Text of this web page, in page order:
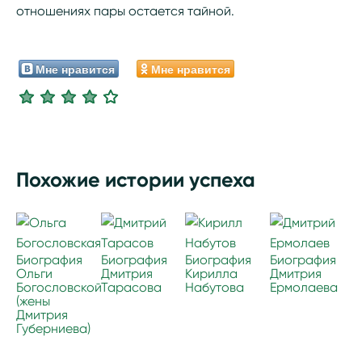
отношениях пары остается тайной.
Мне нравится Мне нравится
Похожие истории успеха
Биография
Ольги
Богословской
(жены
Дмитрия
Губерниева)
Биография
Дмитрия
Тарасова
Биография
Кирилла
Набутова
Биография
Дмитрия
Ермолаева